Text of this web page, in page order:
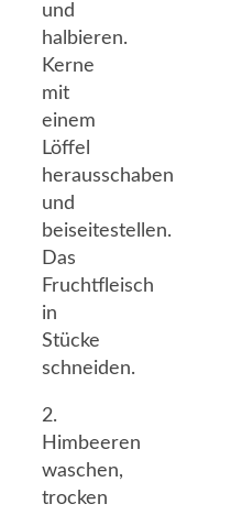
und
halbieren.
Kerne
mit
einem
Löffel
herausschaben
und
beiseitestellen.
Das
Fruchtfleisch
in
Stücke
schneiden.
2.
Himbeeren
waschen,
trocken